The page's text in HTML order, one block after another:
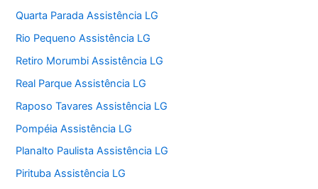
Quarta Parada Assistência LG
Rio Pequeno Assistência LG
Retiro Morumbi Assistência LG
Real Parque Assistência LG
Raposo Tavares Assistência LG
Pompéia Assistência LG
Planalto Paulista Assistência LG
Pirituba Assistência LG